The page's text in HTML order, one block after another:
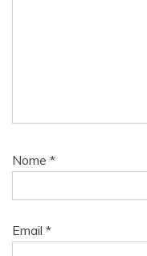
Nome *
Email *